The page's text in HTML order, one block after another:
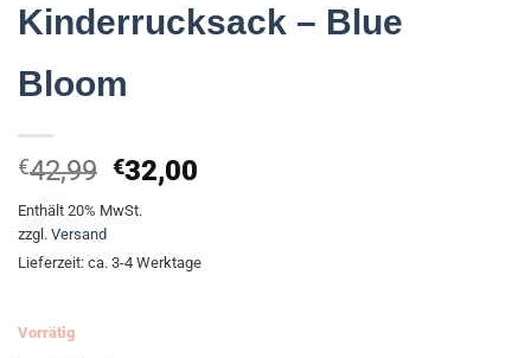
Kinderrucksack – Blue
Bloom
€42,99 Ursprünglicher
Preis
war:
€42,99
€32,00
€32,00.
Enthält 20% MwSt.
zzgl. Versand
Lieferzeit: ca. 3-4 Werktage
Vorrätig